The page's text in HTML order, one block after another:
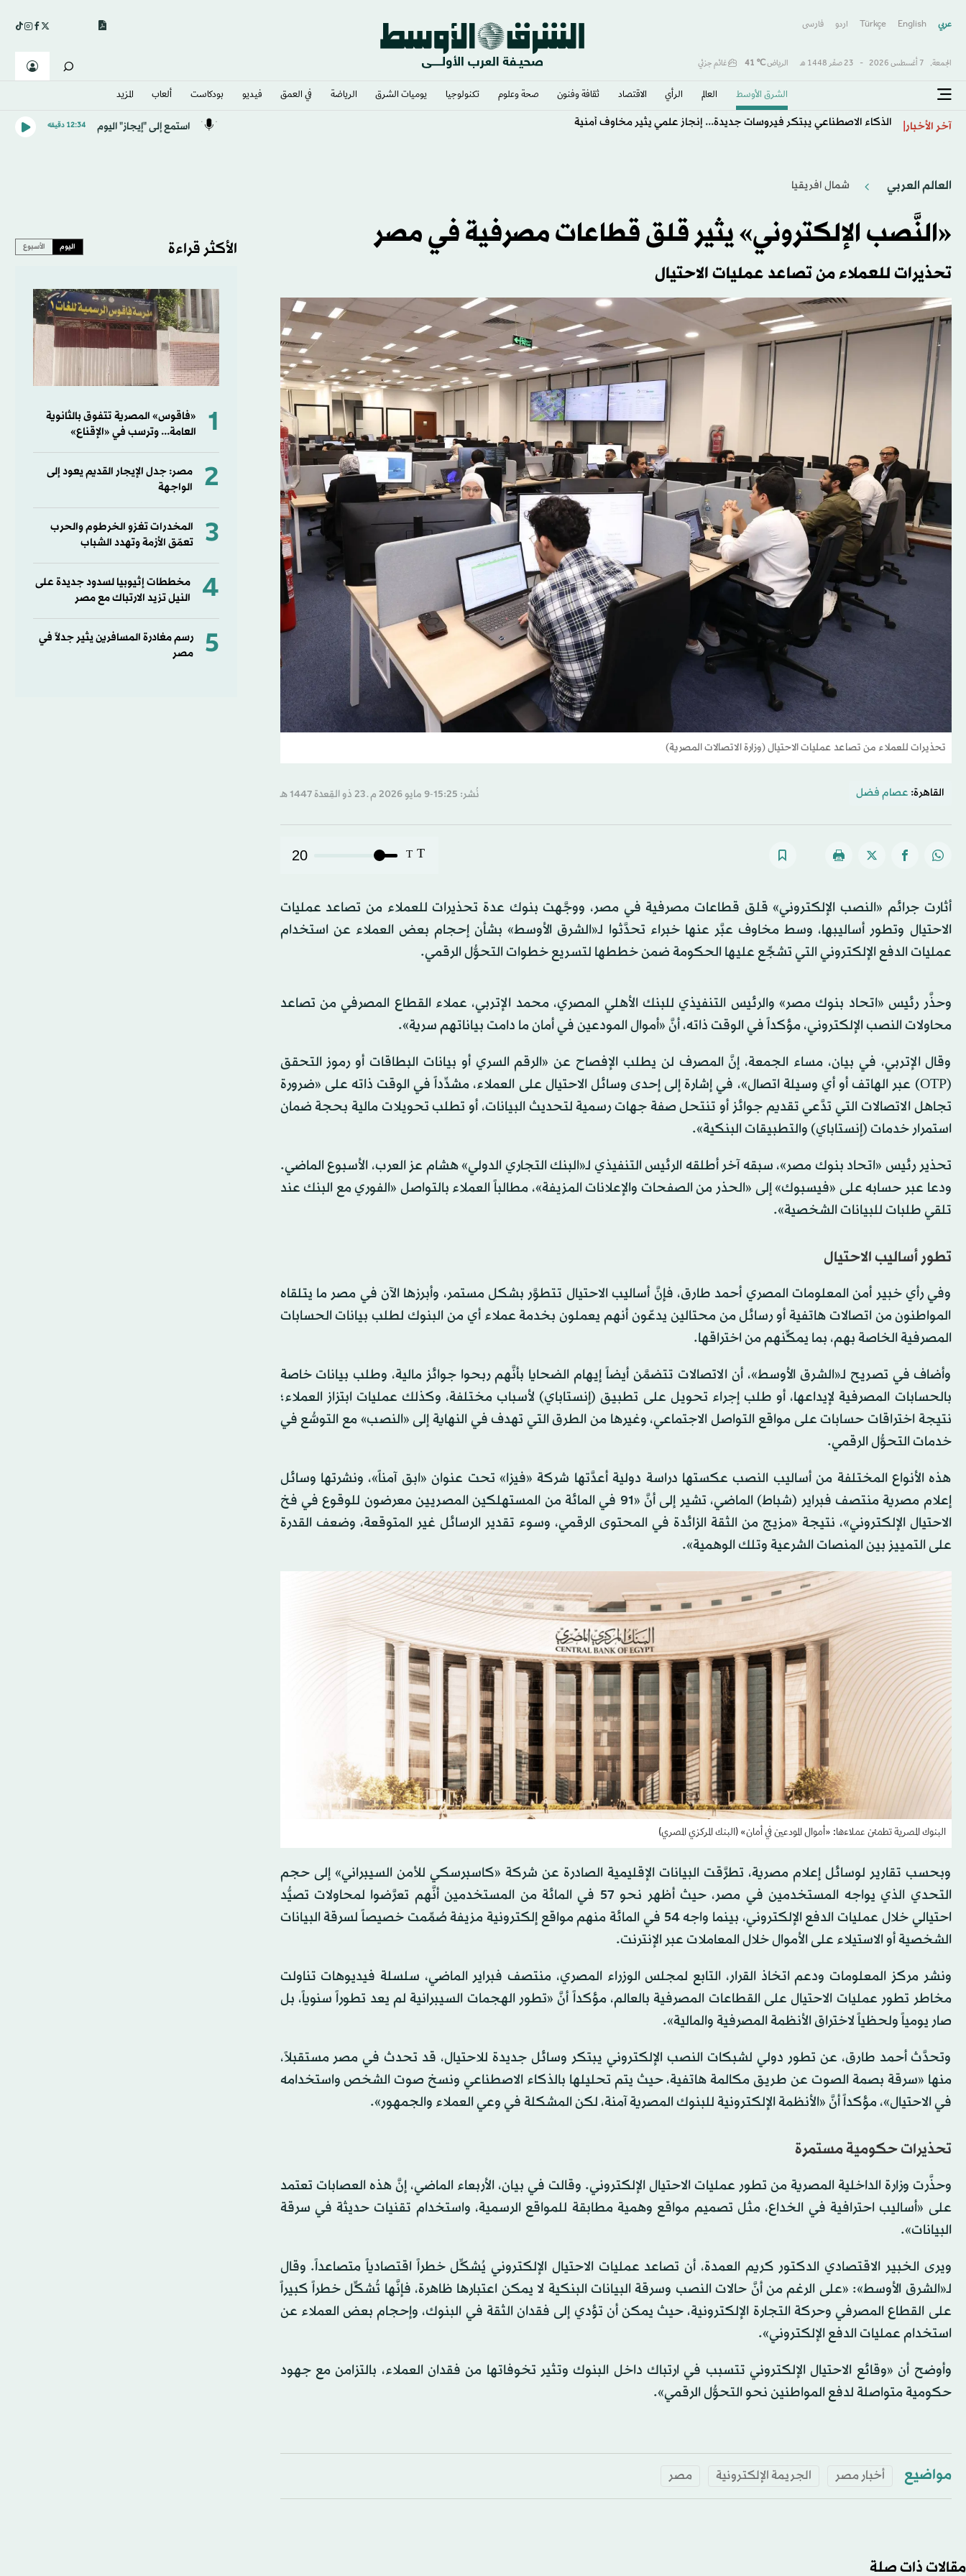
عربي English
Türkçe اردو فارسى
الجمعة, 7 أغسطس 2026 - 23 صفَر 1448 هـ الرياض℃
41 غائم جزئي
الشرق الأوسط​ العالم الرأي الاقتصاد ثقافة وفنون صحة وعلوم تكنولوجيا يوميات الشرق​ الرياضة في العمق فيديو بودكاست ألعاب المزيد
آخر الأخبار الذكاء الاصطناعي يبتكر فيروسات جديدة... إنجاز علمي يثير مخاوف أمنية استمع إلى "إيجاز" اليوم 12:34 دقيقه
العالم العربي شمال افريقيا
«النَّصب الإلكتروني» يثير قلق قطاعات مصرفية في مصر
تحذيرات للعملاء من تصاعد عمليات الاحتيال
تحذيرات للعملاء من تصاعد عمليات الاحتيال (وزارة الاتصالات المصرية)
القاهرة: عصام فضل نُشر: 15:25-9 مايو 2026 م ـ 23 ذو القِعدة 1447 هـ
T
T
20
أثارت جرائم «النصب الإلكتروني» قلق قطاعات مصرفية في مصر، ووجَّهت بنوك عدة تحذيرات للعملاء من تصاعد عمليات
الاحتيال وتطور أساليبها، وسط مخاوف عبَّر عنها خبراء تحدَّثوا لـ«الشرق الأوسط» بشأن إحجام بعض العملاء عن استخدام
عمليات الدفع الإلكتروني التي تشجِّع عليها الحكومة ضمن خططها لتسريع خطوات التحوُّل الرقمي.
وحذَّر رئيس «اتحاد بنوك مصر» والرئيس التنفيذي للبنك الأهلي المصري، محمد الإتربي، عملاء القطاع المصرفي من تصاعد
محاولات النصب الإلكتروني، مؤكداً في الوقت ذاته، أنَّ «أموال المودعين في أمان ما دامت بياناتهم سرية».
وقال الإتربي، في بيان، مساء الجمعة، إنَّ المصرف لن يطلب الإفصاح عن «الرقم السري أو بيانات البطاقات أو رموز التحقق
(OTP) عبر الهاتف أو أي وسيلة اتصال»، في إشارة إلى إحدى وسائل الاحتيال على العملاء، مشدِّداً في الوقت ذاته على «ضرورة
تجاهل الاتصالات التي تدَّعي تقديم جوائز أو تنتحل صفة جهات رسمية لتحديث البيانات، أو تطلب تحويلات مالية بحجة ضمان
استمرار خدمات (إنستاباي) والتطبيقات البنكية».
تحذير رئيس «اتحاد بنوك مصر»، سبقه آخر أطلقه الرئيس التنفيذي لـ«البنك التجاري الدولي» هشام عز العرب، الأسبوع الماضي.
ودعا عبر حسابه على «فيسبوك» إلى «الحذر من الصفحات والإعلانات المزيفة»، مطالباً العملاء بالتواصل «الفوري مع البنك عند
تلقي طلبات للبيانات الشخصية».
تطور أساليب الاحتيال
وفي رأي خبير أمن المعلومات المصري أحمد طارق، فإنَّ أساليب الاحتيال تتطوَّر بشكل مستمر، وأبرزها الآن في مصر ما يتلقاه
المواطنون من اتصالات هاتفية أو رسائل من محتالين يدعّون أنهم يعملون بخدمة عملاء أي من البنوك لطلب بيانات الحسابات
المصرفية الخاصة بهم، بما يمكِّنهم من اختراقها.
وأضاف في تصريح لـ«الشرق الأوسط»، أن الاتصالات تتضمَّن أيضاً إيهام الضحايا بأنَّهم ربحوا جوائز مالية، وطلب بيانات خاصة
بالحسابات المصرفية لإيداعها، أو طلب إجراء تحويل على تطبيق (إنستاباي) لأسباب مختلفة، وكذلك عمليات ابتزاز العملاء؛
نتيجة اختراقات حسابات على مواقع التواصل الاجتماعي، وغيرها من الطرق التي تهدف في النهاية إلى «النصب» مع التوسُّع في
خدمات التحوُّل الرقمي.
هذه الأنواع المختلفة من أساليب النصب عكستها دراسة دولية أعدَّتها شركة «فيزا» تحت عنوان «ابق آمناً»، ونشرتها وسائل
إعلام مصرية منتصف فبراير (شباط) الماضي، تشير إلى أنَّ «91 في المائة من المستهلكين المصريين معرضون للوقوع في فخ
الاحتيال الإلكتروني»، نتيجة «مزيج من الثقة الزائدة في المحتوى الرقمي، وسوء تقدير الرسائل غير المتوقعة، وضعف القدرة
على التمييز بين المنصات الشرعية وتلك الوهمية».
البنوك المصرية تطمئن عملاءها: «أموال المودعين في أمان» (البنك المركزي المصري)
وبحسب تقارير لوسائل إعلام مصرية، تطرَّقت البيانات الإقليمية الصادرة عن شركة «كاسبرسكي للأمن السيبراني» إلى حجم
التحدي الذي يواجه المستخدمين في مصر، حيث أظهر نحو 57 في المائة من المستخدمين أنَّهم تعرَّضوا لمحاولات تصيُّد
احتيالي خلال عمليات الدفع الإلكتروني، بينما واجه 54 في المائة منهم مواقع إلكترونية مزيفة صُمِّمت خصيصاً لسرقة البيانات
الشخصية أو الاستيلاء على الأموال خلال المعاملات عبر الإنترنت.
ونشر مركز المعلومات ودعم اتخاذ القرار، التابع لمجلس الوزراء المصري، منتصف فبراير الماضي، سلسلة فيديوهات تناولت
مخاطر تطور عمليات الاحتيال على القطاعات المصرفية بالعالم، مؤكداً أنَّ «تطور الهجمات السيبرانية لم يعد تطوراً سنوياً، بل
صار يومياً ولحظياً لاختراق الأنظمة المصرفية والمالية».
وتحدَّث أحمد طارق، عن تطور دولي لشبكات النصب الإلكتروني يبتكر وسائل جديدة للاحتيال، قد تحدث في مصر مستقبلاً،
منها «سرقة بصمة الصوت عن طريق مكالمة هاتفية، حيث يتم تحليلها بالذكاء الاصطناعي ونسخ صوت الشخص واستخدامه
في الاحتيال»، مؤكداً أنَّ «الأنظمة الإلكترونية للبنوك المصرية آمنة، لكن المشكلة في وعي العملاء والجمهور».
تحذيرات حكومية مستمرة
وحذَّرت وزارة الداخلية المصرية من تطور عمليات الاحتيال الإلكتروني. وقالت في بيان، الأربعاء الماضي، إنَّ هذه العصابات تعتمد
على «أساليب احترافية في الخداع، مثل تصميم مواقع وهمية مطابقة للمواقع الرسمية، واستخدام تقنيات حديثة في سرقة
البيانات».
ويرى الخبير الاقتصادي الدكتور كريم العمدة، أن تصاعد عمليات الاحتيال الإلكتروني يُشكِّل خطراً اقتصادياً متصاعداً. وقال
لـ«الشرق الأوسط»: «على الرغم من أنَّ حالات النصب وسرقة البيانات البنكية لا يمكن اعتبارها ظاهرة، فإنَّها تُشكِّل خطراً كبيراً
على القطاع المصرفي وحركة التجارة الإلكترونية، حيث يمكن أن تؤدي إلى فقدان الثقة في البنوك، وإحجام بعض العملاء عن
استخدام عمليات الدفع الإلكتروني».
وأوضح أن «وقائع الاحتيال الإلكتروني تتسبب في ارتباك داخل البنوك وتثير تخوفاتها من فقدان العملاء، بالتزامن مع جهود
حكومية متواصلة لدفع المواطنين نحو التحوُّل الرقمي».
مواضيع أخبار مصر الجريمة الإلكترونية مصر
الأكثر قراءة اليوم الأسبوع
1
«فاقوس» المصرية تتفوق بالثانوية
العامة... وترسب في «الإقناع»
2
مصر: جدل الإيجار القديم يعود إلى
الواجهة
3
المخدرات تغزو الخرطوم والحرب
تعمّق الأزمة وتهدد الشباب
4
مخططات إثيوبيا لسدود جديدة على
النيل تزيد الارتباك مع مصر
5
رسم مغادرة المسافرين يثير جدلاً في
مصر
مقالات ذات صلة